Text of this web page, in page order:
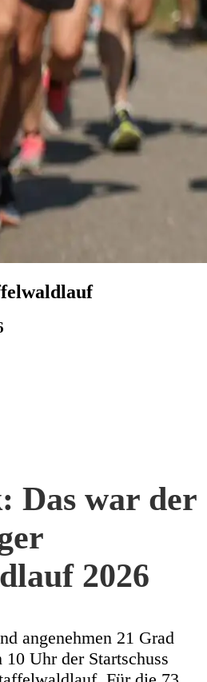
Das war der
2026
angenehmen 21 Grad
Uhr der Startschuss